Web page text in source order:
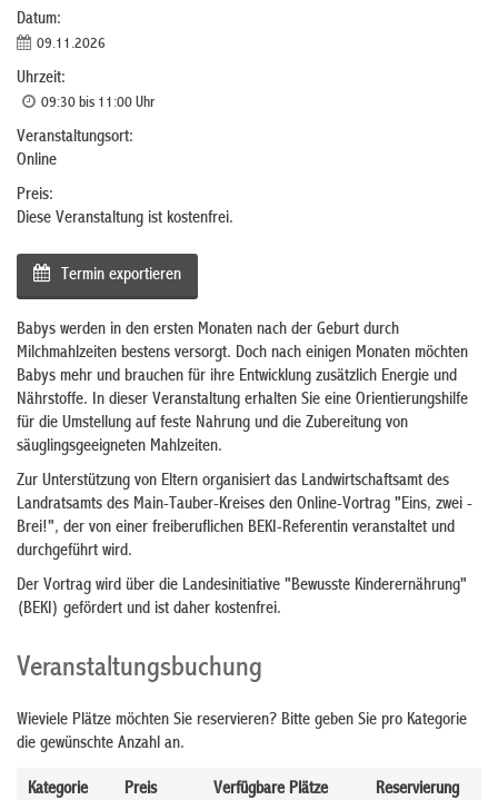
Datum:
09.11.2026
Uhrzeit:
09:30 bis 11:00 Uhr
Veranstaltungsort:
Online
Preis:
Diese Veranstaltung ist kostenfrei.
Termin exportieren
Babys werden in den ersten Monaten nach der Geburt durch
Milchmahlzeiten bestens versorgt. Doch nach einigen Monaten möchten
Babys mehr und brauchen für ihre Entwicklung zusätzlich Energie und
Nährstoffe. In dieser Veranstaltung erhalten Sie eine Orientierungshilfe
für die Umstellung auf feste Nahrung und die Zubereitung von
säuglingsgeeigneten Mahlzeiten.
Zur Unterstützung von Eltern organisiert das Landwirtschaftsamt des
Landratsamts des Main-Tauber-Kreises den Online-Vortrag "Eins, zwei -
Brei!", der von einer freiberuflichen BEKI-Referentin veranstaltet und
durchgeführt wird.
Der Vortrag wird über die Landesinitiative "Bewusste Kinderernährung"
(BEKI) gefördert und ist daher kostenfrei.
Veranstaltungsbuchung
Wieviele Plätze möchten Sie reservieren? Bitte geben Sie pro Kategorie
die gewünschte Anzahl an.
Kategorie Preis Verfügbare Plätze Reservierung